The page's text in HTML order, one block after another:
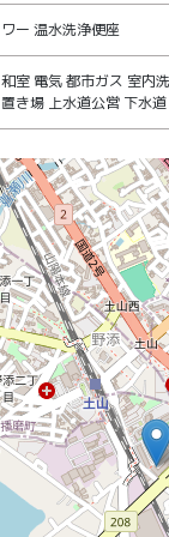
ー 温水洗浄便座
室 電気 都市ガス 室内
き場 上水道公営 下水道
図